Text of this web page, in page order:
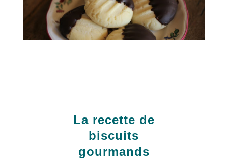
La recette de
biscuits
gourmands